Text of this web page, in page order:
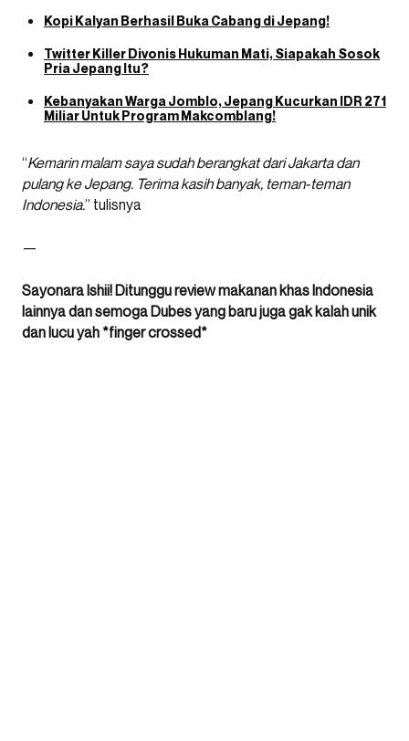
Kopi Kalyan Berhasil Buka Cabang di Jepang!
Twitter Killer Divonis Hukuman Mati, Siapakah Sosok
Pria Jepang Itu?
Kebanyakan Warga Jomblo, Jepang Kucurkan IDR 271
Miliar Untuk Program Makcomblang!
“Kemarin malam saya sudah berangkat dari Jakarta dan
pulang ke Jepang. Terima kasih banyak, teman-teman
Indonesia.” tulisnya
—
Sayonara Ishii! Ditunggu review makanan khas Indonesia
lainnya dan semoga Dubes yang baru juga gak kalah unik
dan lucu yah *finger crossed*